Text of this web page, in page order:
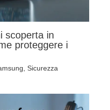
scoperta in
proteggere i
Sicurezza